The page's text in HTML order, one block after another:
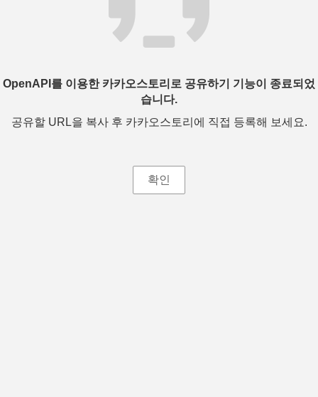
OpenAPI를 이용한 카카오스토리로 공유하기 기능이 종료되었
습니다.
공유할 URL을 복사 후 카카오스토리에 직접 등록해 보세요.
확인